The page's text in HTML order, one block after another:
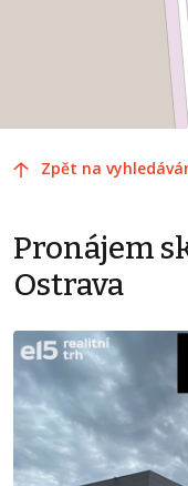
Zpět na
Pronájem
Ostrava